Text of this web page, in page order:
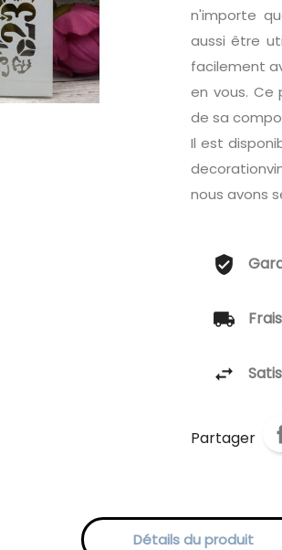
n'importe
aussi être
facilement
en vous.
de sa
Il est
nous avons
Partager
Détails du produit